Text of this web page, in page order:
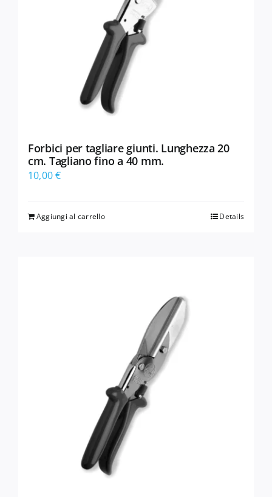
Forbici per tagliare giunti. Lunghezza 20
cm. Tagliano fino a 40 mm.
10,00€
Aggiungi al carrello Details